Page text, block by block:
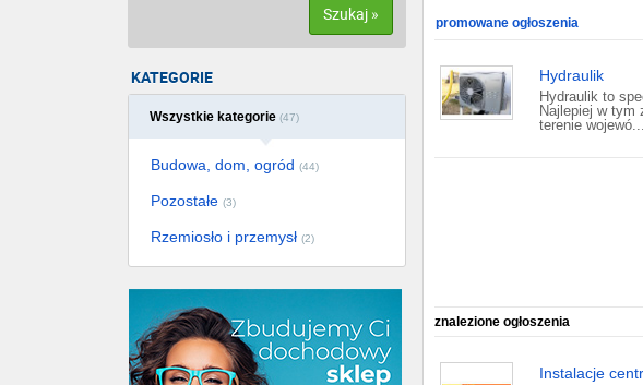
Szukaj »
KATEGORIE
Wszystkie kategorie (47)
Budowa, dom, ogród (44)
Pozostałe (3)
Rzemiosło i przemysł (2)
promowane ogłoszenia
Hydraulik
Hydraulik to
Najlepiej w tym
terenie
znalezione ogłoszenia
Instalacje